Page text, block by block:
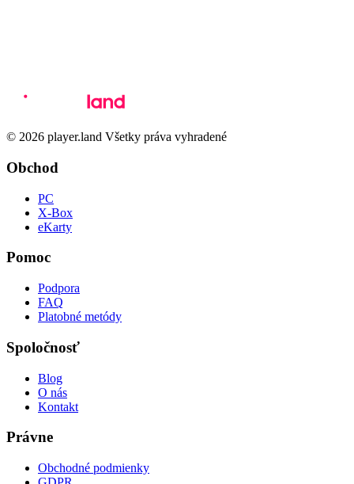
© 2026 player.land Všetky práva vyhradené
Obchod
PC
X-Box
eKarty
Pomoc
Podpora
FAQ
Platobné metódy
Spoločnosť
Blog
O nás
Kontakt
Právne
Obchodné podmienky